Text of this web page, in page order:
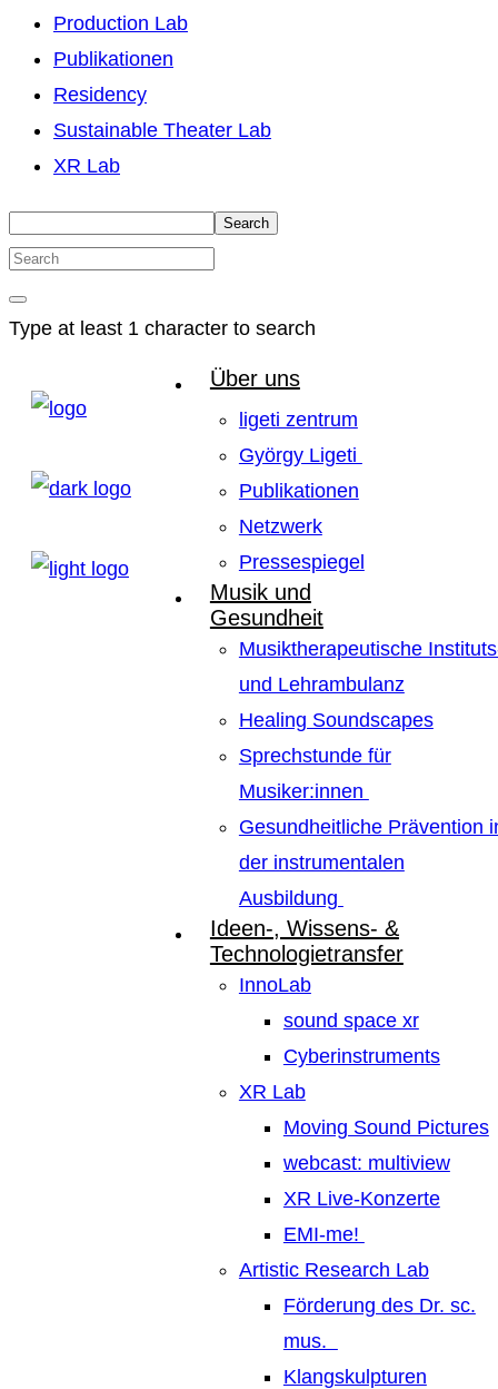
Production Lab
Publikationen
Residency
Sustainable Theater Lab
XR Lab
Search
Type at least 1 character to search
Über uns
ligeti zentrum
György Ligeti
Publikationen
Netzwerk
Pressespiegel
Musik und
Gesundheit
Musiktherapeutische
und Lehrambulanz
Healing Soundscapes
Sprechstunde für
Musiker:innen
Gesundheitliche Prävention
der instrumentalen
Ausbildung
Ideen-, Wissens- &
Technologietransfer
InnoLab
sound space xr
Cyberinstruments
XR Lab
Moving Sound Pictures
webcast: multiview
XR Live-Konzerte
EMI-me!
Artistic Research Lab
Förderung des Dr. sc.
mus.
Klangskulpturen